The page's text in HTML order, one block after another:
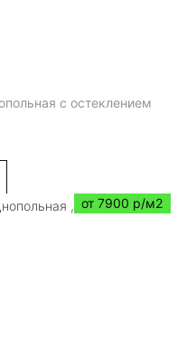
с остеклением
от 7900 р/м2